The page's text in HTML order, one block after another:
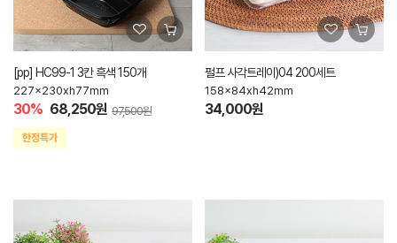
[pp] HC99-1 3칸 흑색 150개
227x230xh77mm
30% 68,250원 97,500원
펄프 사각트레이)04 200세트
158x84xh42mm
34,000원